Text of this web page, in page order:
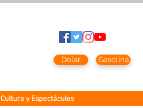
Dolar Gasolina
Cultura y Espectáculos